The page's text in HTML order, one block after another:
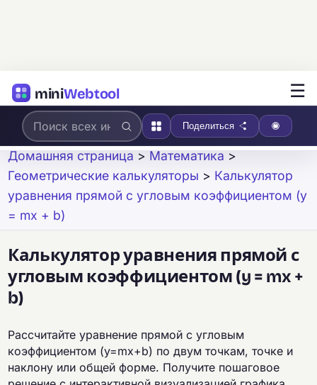
miniWebtool ☰
Поделиться
Домашняя страница > Математика >
Геометрические калькуляторы > Калькулятор
уравнения прямой с угловым коэффициентом (y
= mx + b)
Калькулятор уравнения прямой с
угловым коэффициентом (y = mx +
b)
Рассчитайте уравнение прямой с угловым
коэффициентом (y=mx+b) по двум точкам, точке и
наклону или общей форме. Получите пошаговое